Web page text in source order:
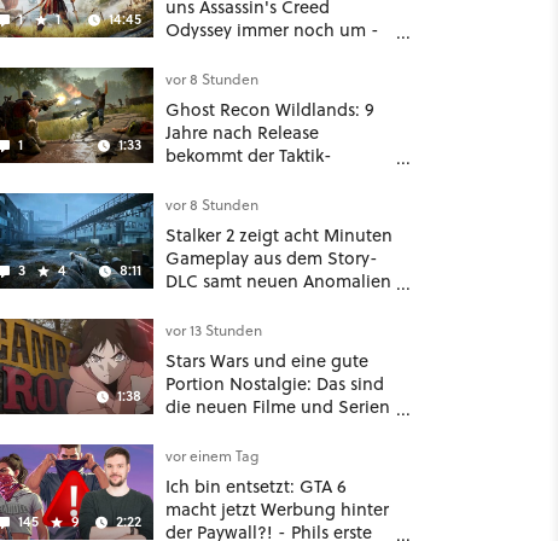
1 1 14:45
uns Assassin's Creed
Odyssey immer noch um -
1 1:33
vor 8 Stunden
Ghost Recon Wildlands: 9
Jahre nach Release
bekommt der Taktik-
nochmal ein dickes Update
3 4 8:11
vor 8 Stunden
Stalker 2 zeigt acht Minuten
Gameplay aus dem Story-
DLC samt neuen Anomalien
1:38
vor 13 Stunden
Stars Wars und eine gute
Portion Nostalgie: Das sind
die neuen Filme und Serien
145 9 2:22
vor einem Tag
Ich bin entsetzt: GTA 6
macht jetzt Werbung hinter
der Paywall?! - Phils erste